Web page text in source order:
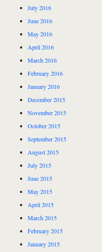
July 2016
June 2016
May 2016
April 2016
March 2016
February 2016
January 2016
December 2015
November 2015
October 2015
September 2015
August 2015
July 2015
June 2015
May 2015
April 2015
March 2015
February 2015
January 2015